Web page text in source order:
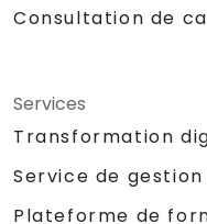
Consultation de
Services
Transformation
Service de
Plateforme de